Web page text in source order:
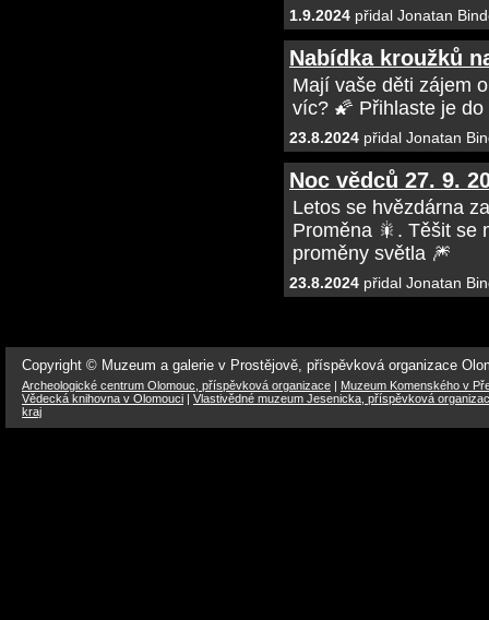
1.9.2024 přidal Jonatan
Nabídka kroužků
Mají vaše děti zájem
víc? 🌠 Přihlaste je
23.8.2024 přidal Jonatan
Noc vědců 27. 9.
Letos se hvězdárna
Proměna 🎇. Těšit se
proměny světla 🎆
23.8.2024 přidal Jonatan
Copyright © Muzeum a galerie v Prostějově, příspěvková organizace
Archeologické centrum Olomouc, příspěvková organizace | Muzeum Komenského v
Vědecká knihovna v Olomouci | Vlastivědné muzeum Jesenicka, příspěvková
kraj